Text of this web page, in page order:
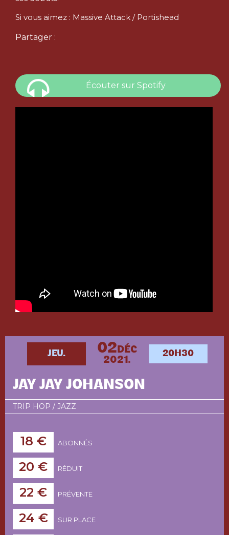
Si vous aimez : Massive Attack / Portishead
Partager :
Écouter sur Spotify
JEU. 02 DÉC
2021.
20H30
JAY JAY JOHANSON
TRIP HOP / JAZZ
18 € ABONNÉS
20 € RÉDUIT
22 € PRÉVENTE
24 € SUR PLACE